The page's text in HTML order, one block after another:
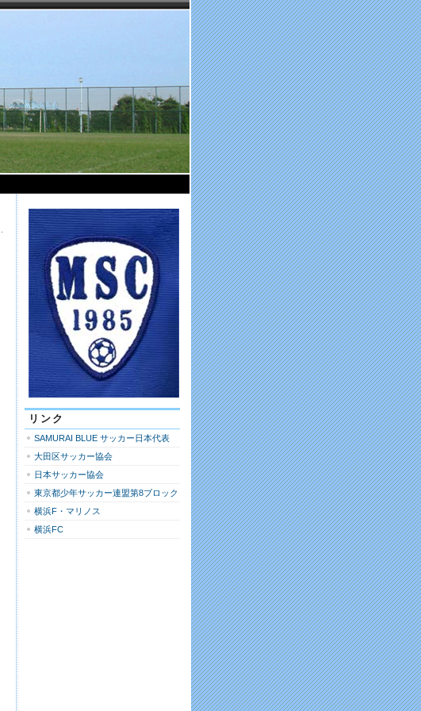
リンク
SAMURAI BLUE サッカー日本代表
大田区サッカー協会
日本サッカー協会
東京都少年サッカー連盟第8ブロック
横浜F・マリノス
横浜FC